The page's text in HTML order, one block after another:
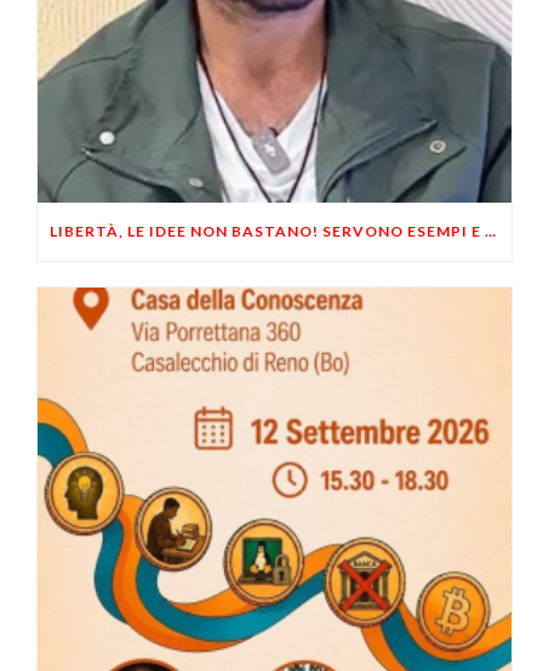
LIBERTÀ, LE IDEE NON BASTANO! SERVONO ESEMPI E UN PO’ DI COERENZA